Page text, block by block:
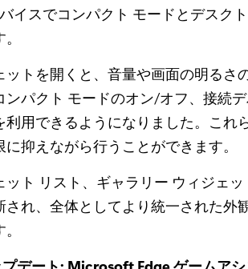
イスでコンパクト モードとデスク
ットを開くと、音量や画面の明るさ
ンパクト モードのオン/オフ、接続
利用できるようになりました。これ
抑えながら行うことができます。
ット リスト、ギャラリー ウィジェ
れ、全体としてより統一された外
デート: Microsoft Edge ゲームア